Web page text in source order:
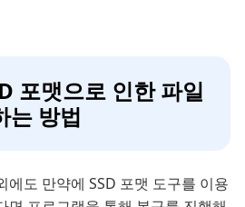
포맷으로 인한 파일
는 방법
에도 만약에 SSD 포맷 도구를 이용